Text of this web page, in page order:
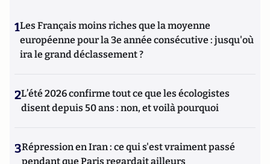
1Les Français moins riches que la moyenne
européenne pour la 3e année consécutive : jusqu'où
ira le grand déclassement ?
2L’été 2026 confirme tout ce que les écologistes
disent depuis 50 ans : non, et voilà pourquoi
3Répression en Iran : ce qui s'est vraiment passé
pendant que Paris regardait ailleurs